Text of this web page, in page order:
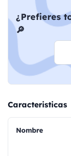
¿Prefieres
🔎
Caracteristicas
Nombre